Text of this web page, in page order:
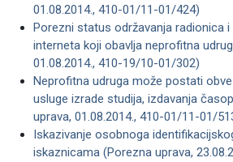
01.08.2014., 410-01/11-01/424)
Porezni status održavanja radionica
interneta koji obavlja neprofitna
01.08.2014., 410-19/10-01/302)
Neprofitna udruga može postati
usluge izrade studija, izdavanja
uprava, 01.08.2014., 410-01/11-01/
Iskazivanje osobnoga
iskaznicama (Porezna uprava,